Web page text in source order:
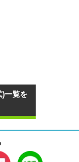
)一覧を